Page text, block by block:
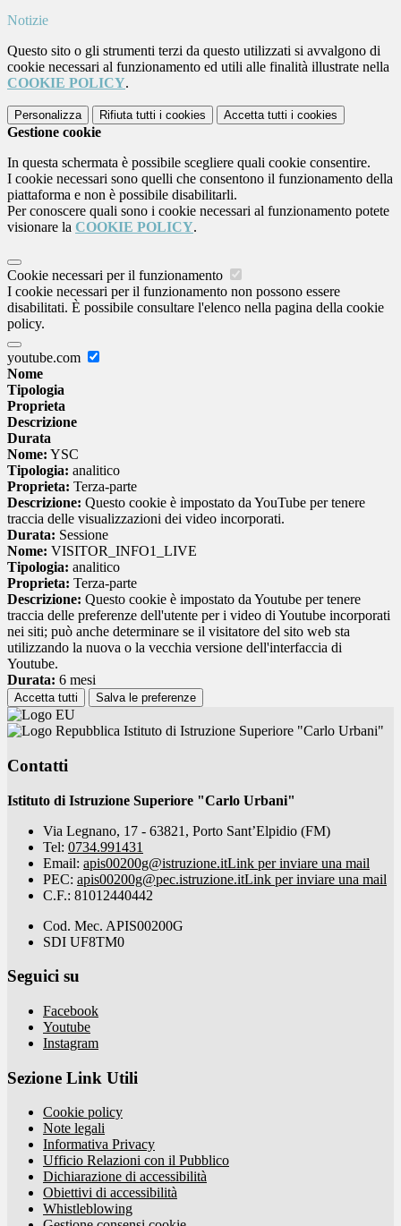
Notizie
Questo sito o gli strumenti terzi da questo utilizzati si avvalgono di
cookie necessari al funzionamento ed utili alle finalità illustrate nella
COOKIE POLICY.
Personalizza Rifiuta tutti i cookies Accetta tutti i cookies
Gestione cookie
In questa schermata è possibile scegliere quali cookie consentire.
I cookie necessari sono quelli che consentono il funzionamento della
piattaforma e non è possibile disabilitarli.
Per conoscere quali sono i cookie necessari al funzionamento potete
visionare la COOKIE POLICY.
Cookie necessari per il funzionamento
I cookie necessari per il funzionamento non possono essere
disabilitati. È possibile consultare l'elenco nella pagina della cookie
policy.
youtube.com
Nome
Tipologia
Proprieta
Descrizione
Durata
Nome: YSC
Tipologia: analitico
Proprieta: Terza-parte
Descrizione: Questo cookie è impostato da YouTube per tenere
traccia delle visualizzazioni dei video incorporati.
Durata: Sessione
Nome: VISITOR_INFO1_LIVE
Tipologia: analitico
Proprieta: Terza-parte
Descrizione: Questo cookie è impostato da Youtube per tenere
traccia delle preferenze dell'utente per i video di Youtube incorporati
nei siti; può anche determinare se il visitatore del sito web sta
utilizzando la nuova o la vecchia versione dell'interfaccia di
Youtube.
Durata: 6 mesi
Accetta tutti Salva le preferenze
Istituto di Istruzione Superiore "Carlo Urbani"
Contatti
Istituto di Istruzione Superiore "Carlo Urbani"
Via Legnano, 17 - 63821, Porto Sant’Elpidio (FM)
Tel: 0734.991431
Email: apis00200g@istruzione.itLink per inviare una mail
PEC: apis00200g@pec.istruzione.itLink per inviare una mail
C.F.: 81012440442
Cod. Mec. APIS00200G
SDI UF8TM0
Seguici su
Facebook
Youtube
Instagram
Sezione Link Utili
Cookie policy
Note legali
Informativa Privacy
Ufficio Relazioni con il Pubblico
Dichiarazione di accessibilità
Obiettivi di accessibilità
Whistleblowing